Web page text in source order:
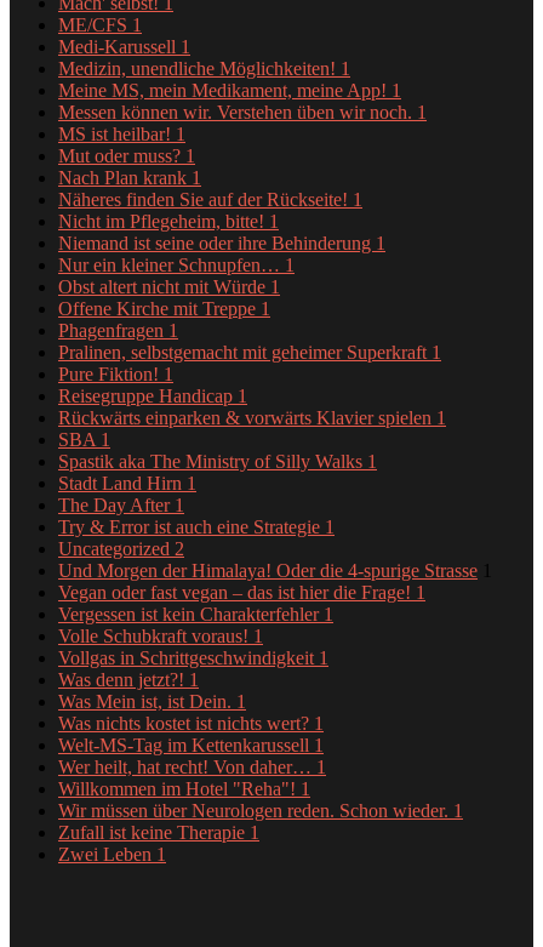
ME/CFS 1
Medi-Karussell 1
Medizin, unendliche Möglichkeiten! 1
Meine MS, mein Medikament, meine App! 1
Messen können wir. Verstehen üben wir noch. 1
MS ist heilbar! 1
Mut oder muss? 1
Nach Plan krank 1
Näheres finden Sie auf der Rückseite! 1
Nicht im Pflegeheim, bitte! 1
Niemand ist seine oder ihre Behinderung 1
Nur ein kleiner Schnupfen… 1
Obst altert nicht mit Würde 1
Offene Kirche mit Treppe 1
Phagenfragen 1
Pralinen, selbstgemacht mit geheimer Superkraft 1
Pure Fiktion! 1
Reisegruppe Handicap 1
Rückwärts einparken & vorwärts Klavier spielen 1
SBA 1
Spastik aka The Ministry of Silly Walks 1
Stadt Land Hirn 1
The Day After 1
Try & Error ist auch eine Strategie 1
Uncategorized 2
Und Morgen der Himalaya! Oder die 4-spurige Strasse 1
Vegan oder fast vegan – das ist hier die Frage! 1
Vergessen ist kein Charakterfehler 1
Volle Schubkraft voraus! 1
Vollgas in Schrittgeschwindigkeit 1
Was denn jetzt?! 1
Was Mein ist, ist Dein. 1
Was nichts kostet ist nichts wert? 1
Welt-MS-Tag im Kettenkarussell 1
Wer heilt, hat recht! Von daher… 1
Willkommen im Hotel "Reha"! 1
Wir müssen über Neurologen reden. Schon wieder. 1
Zufall ist keine Therapie 1
Zwei Leben 1